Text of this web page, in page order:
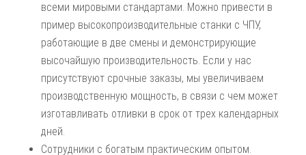
всеми мировыми стандартами. Можно привести в
пример высокопроизводительные станки с ЧПУ,
работающие в две смены и демонстрирующие
высочайшую производительность. Если у нас
присутствуют срочные заказы, мы увеличиваем
производственную мощность, в связи с чем может
изготавливать отливки в срок от трех календарных
дней.
Сотрудники с богатым практическим опытом.